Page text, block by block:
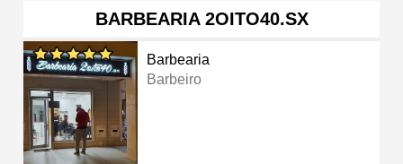
BARBEARIA 2OITO40.SX
Barbearia
Barbeiro